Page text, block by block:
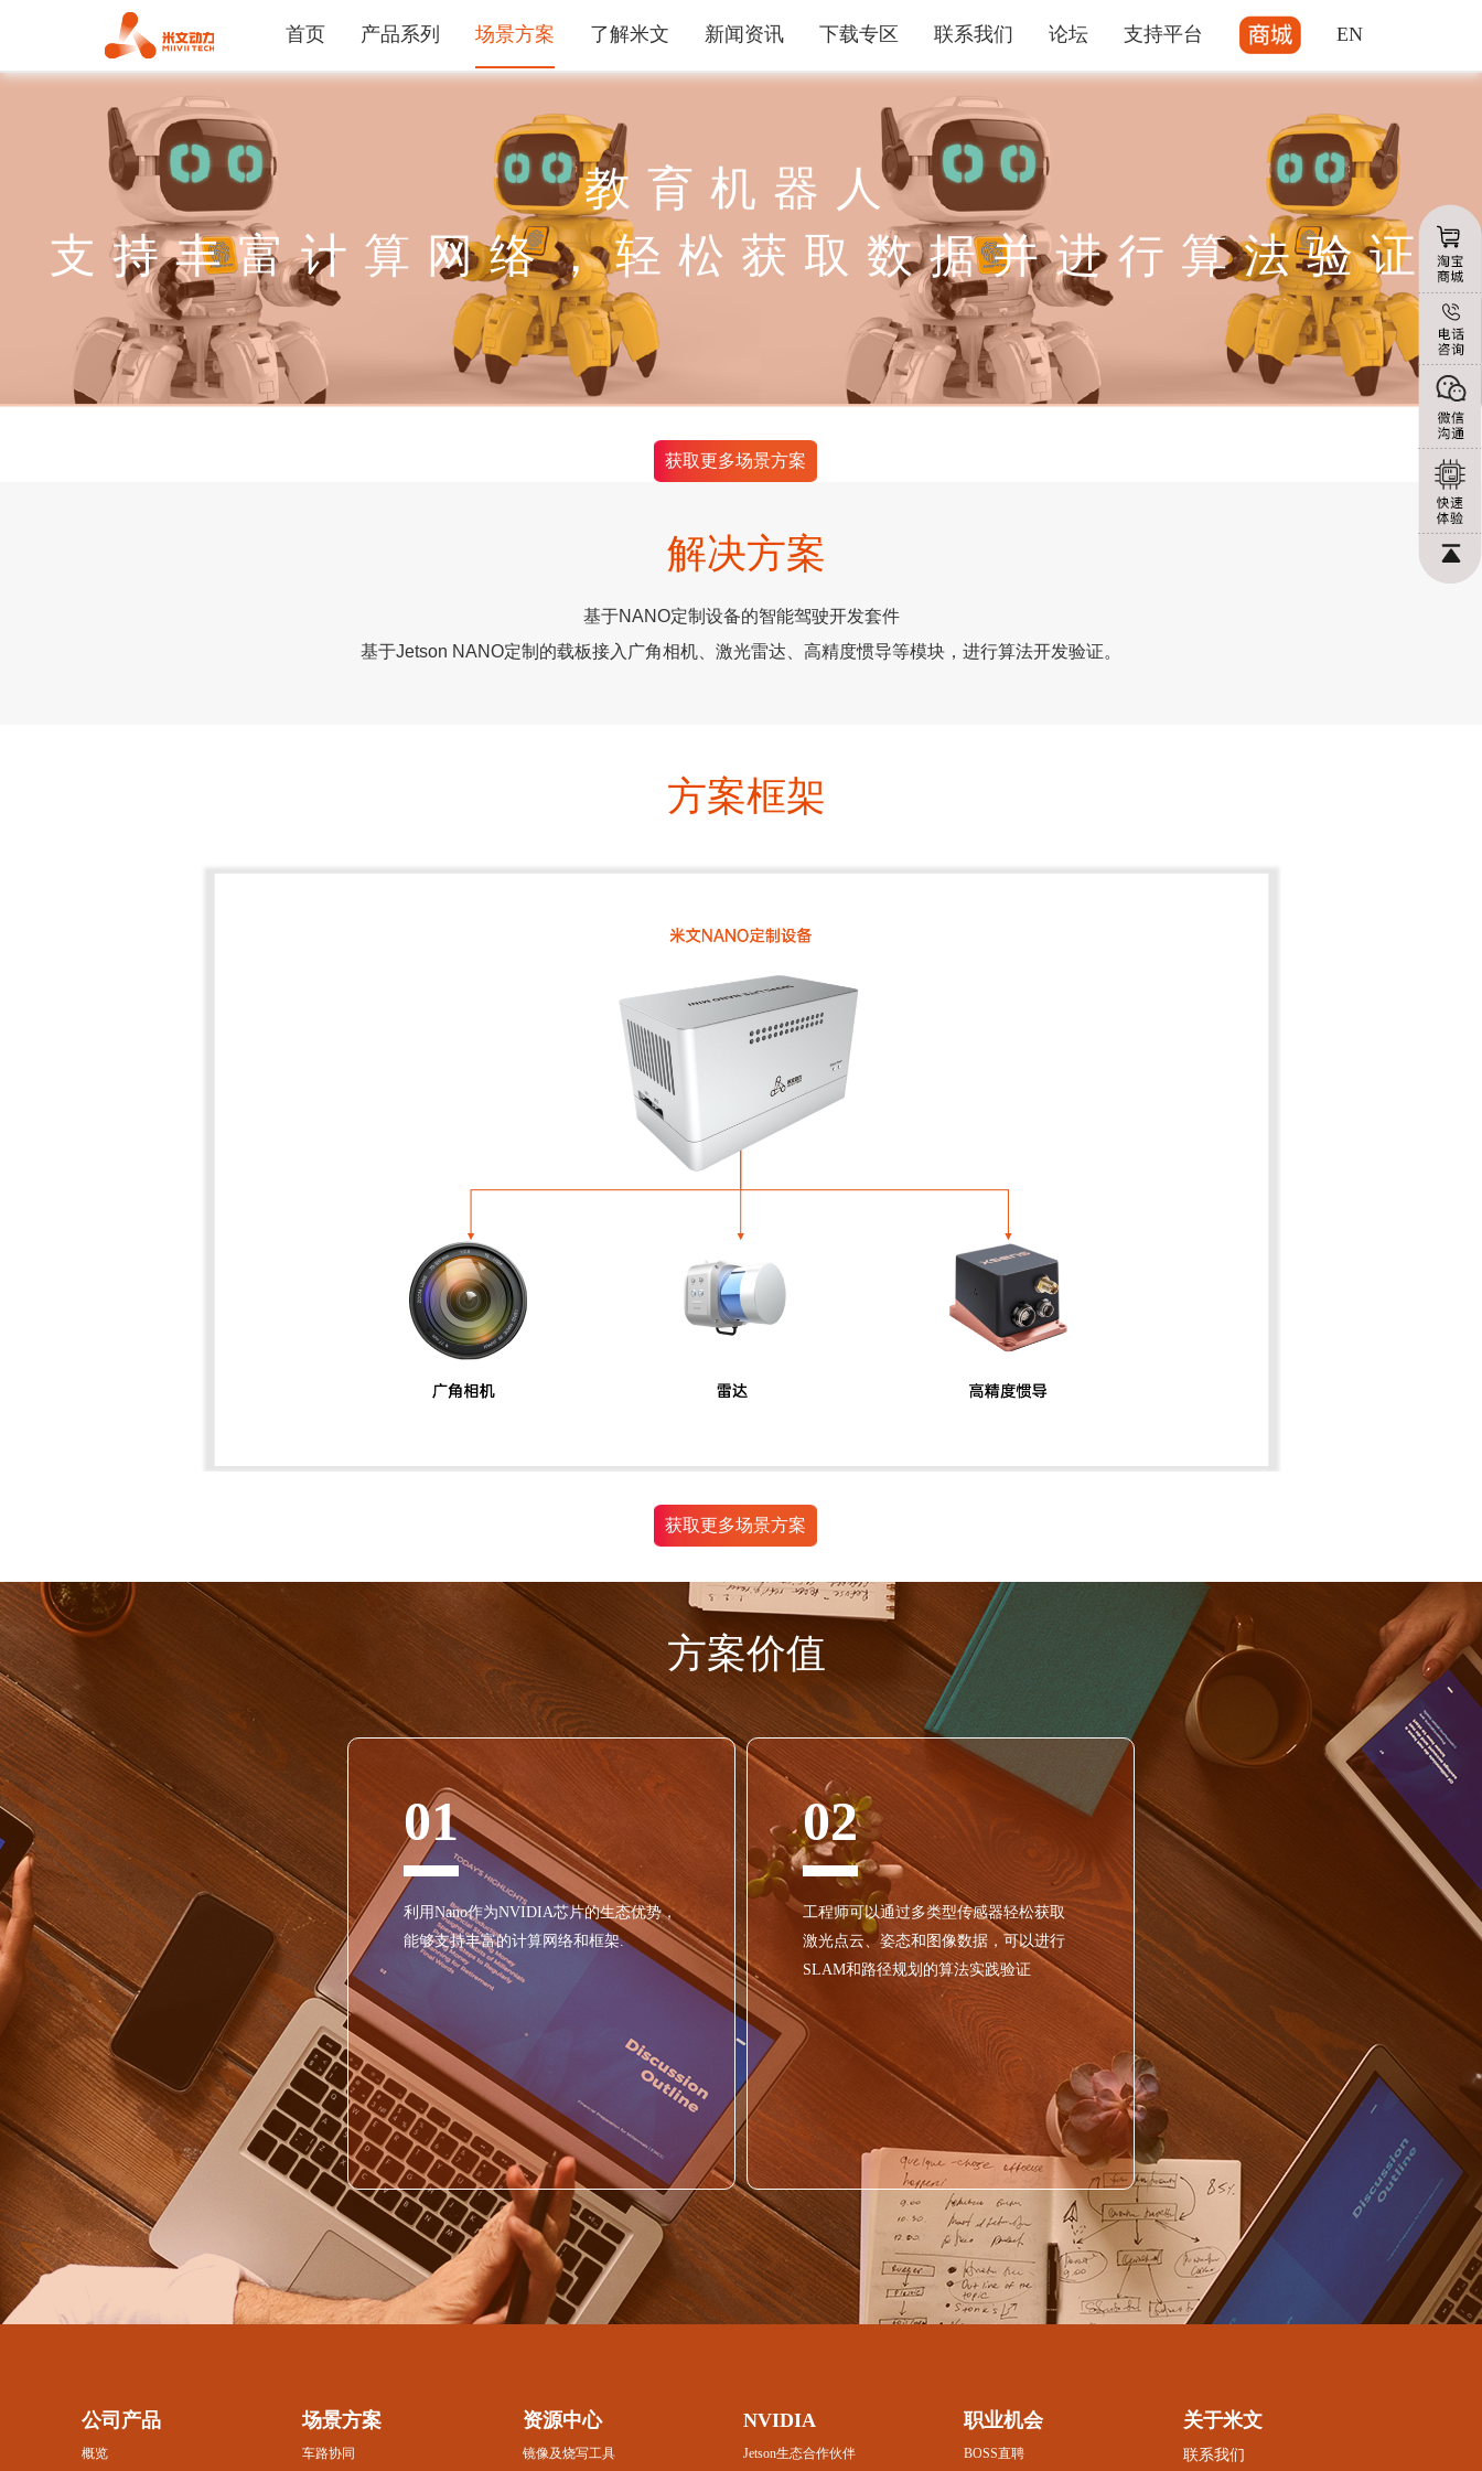
首页 产品系列 场景方案 了解米文 新闻资讯 下载专区 联系我们 论坛 支持平台 EN
教育机器人
支持丰富计算网络，轻松获取数据并进行算法验证
获取更多场景方案
解决方案
基于NANO定制设备的智能驾驶开发套件
基于Jetson NANO定制的载板接入广角相机、激光雷达、高精度惯导等模块，进行算法开发验证。
方案框架
获取更多场景方案
方案价值
01
利用Nano作为NVIDIA芯片的生态优势，
能够支持丰富的计算网络和框架.
02
工程师可以通过多类型传感器轻松获取
激光点云、姿态和图像数据，可以进行
SLAM和路径规划的算法实践验证
公司产品
概览
场景方案
车路协同
资源中心
镜像及烧写工具
NVIDIA
Jetson生态合作伙伴
职业机会
BOSS直聘
关于米文
联系我们